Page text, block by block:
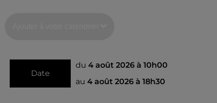
Date
du 4 août 2026 à 10h00
au 4 août 2026 à 18h30